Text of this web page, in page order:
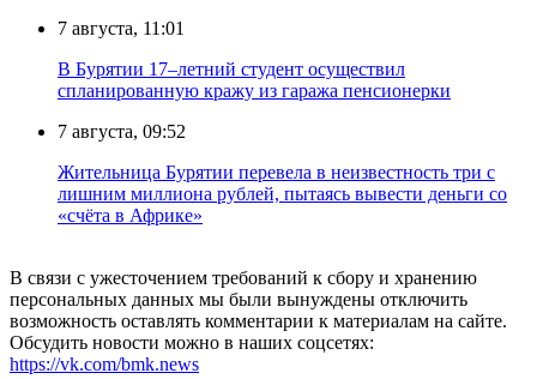
7 августа, 11:01
В Бурятии 17–летний студент осуществил
спланированную кражу из гаража пенсионерки
7 августа, 09:52
Жительница Бурятии перевела в неизвестность три с
лишним миллиона рублей, пытаясь вывести деньги со
«счёта в Африке»
В связи с ужесточением требований к сбору и хранению
персональных данных мы были вынуждены отключить
возможность оставлять комментарии к материалам на сайте.
Обсудить новости можно в наших соцсетях:
https://vk.com/bmk.news